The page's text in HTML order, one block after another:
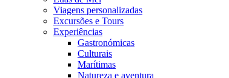
Viagens personalizadas
Excursões e Tours
Experiências
Gastronómicas
Culturais
Marítimas
Natureza e aventura